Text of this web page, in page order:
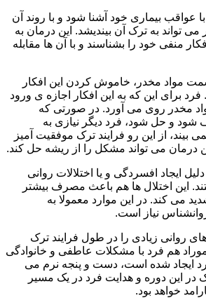
عواقب بیماری خود آشنا شود و با روند آن
می تواند به ترک آن بیندیشد. این درمان به
منفی خود را بشناسند و با آن ها مقابله
مواد مخدر، خاموش کردن این افکار
برای این که به این افکار اجازه ی ورود
مخدر روی می آورد. در صورتی که
و حل شود، فرد دیگر نیازی به
بیند، از این رو فرایند ترک موفقیت آمیز
درمان می تواند مشکل را از ریشه حل کند.
ایجاد افسردگی و یا اختلالات روانی
این اختلال ها هم باعث مصرف بیشتر
می کند. در این موارد معمولا به
نیاز است.
روانی زیادی را در طول فرایند ترک
هم فرد با مشکلات عاطفی و خانوادگی
فرد ایجاد شده است، دست و پنجه نرم می
در این دوره و هدایت فرد در یک مسیر
خواهد بود.